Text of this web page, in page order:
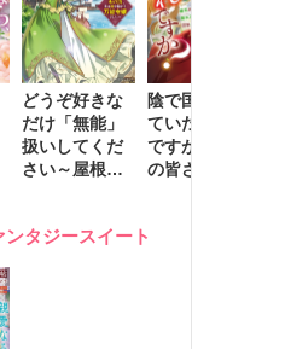
どうぞ好きな
だけ「無能」
扱いしてくだ
さい～屋根裏
動かす万能令
陰で国を支え
ていたのは私
ですが、王家
の皆さんお忘
れ才女の辺境
タジースイート